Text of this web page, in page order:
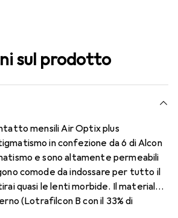
sul prodotto
mensili Air Optix plus
in confezione da 6 di Alcon
e sono altamente permeabili
comode da indossare per tutto il
quasi le lenti morbide. Il materiale
(Lotrafilcon B con il 33% di